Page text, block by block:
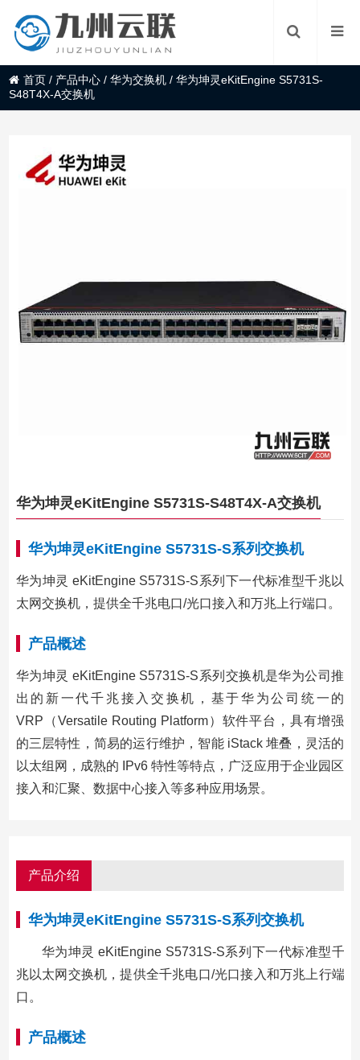
首页 / 产品中心 /华为交换机 /华为坤灵eKitEngine S5731S-
S48T4X-A交换机
华为坤灵eKitEngine S5731S-S48T4X-A交换机
华为坤灵eKitEngine S5731S-S系列交换机
华为坤灵 eKitEngine S5731S-S系列下一代标准型千兆以
太网交换机，提供全千兆电口/光口接入和万兆上行端口。
产品概述
华为坤灵 eKitEngine S5731S-S系列交换机是华为公司推
出的新一代千兆接入交换机，基于华为公司统一的
VRP（Versatile Routing Platform）软件平台，具有增强
的三层特性，简易的运行维护，智能 iStack 堆叠，灵活的
以太组网，成熟的 IPv6 特性等特点，广泛应用于企业园区
接入和汇聚、数据中心接入等多种应用场景。
产品介绍
华为坤灵eKitEngine S5731S-S系列交换机
华为坤灵 eKitEngine S5731S-S系列下一代标准型千
兆以太网交换机，提供全千兆电口/光口接入和万兆上行端
口。
产品概述